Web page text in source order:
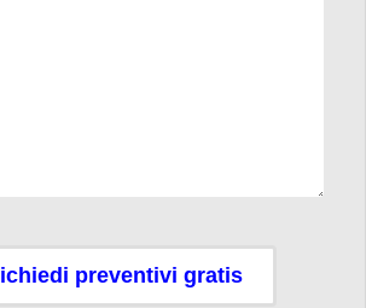
preventivi gratis